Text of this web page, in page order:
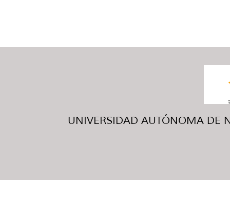
UNIVERSIDAD AUTÓNOMA DE